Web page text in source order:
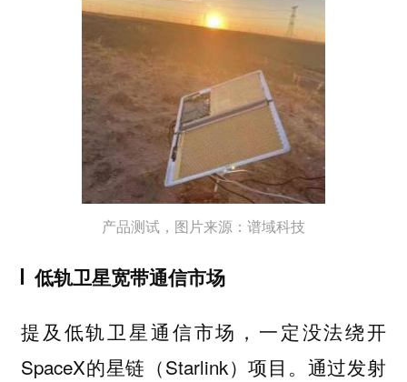
产品测试，图片来源：谱域科技
低轨卫星宽带通信市场
提及低轨卫星通信市场，一定没法绕开
SpaceX的星链（Starlink）项目。通过发射